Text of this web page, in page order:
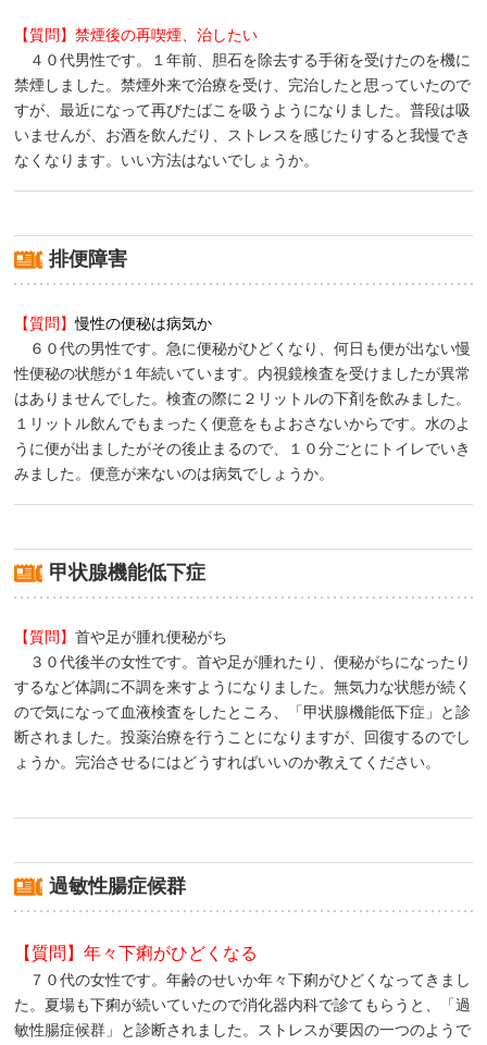
【質問】禁煙後の再喫煙、治したい
４０代男性です。１年前、胆石を除去する手術を受けたのを機に
禁煙しました。禁煙外来で治療を受け、完治したと思っていたので
すが、最近になって再びたばこを吸うようになりました。普段は吸
いませんが、お酒を飲んだり、ストレスを感じたりすると我慢でき
なくなります。いい方法はないでしょうか。
排便障害
【質問】慢性の便秘は病気か
６０代の男性です。急に便秘がひどくなり、何日も便が出ない慢
性便秘の状態が１年続いています。内視鏡検査を受けましたが異常
はありませんでした。検査の際に２リットルの下剤を飲みました。
１リットル飲んでもまったく便意をもよおさないからです。水のよ
うに便が出ましたがその後止まるので、１０分ごとにトイレでいき
みました。便意が来ないのは病気でしょうか。
甲状腺機能低下症
【質問】首や足が腫れ便秘がち
３０代後半の女性です。首や足が腫れたり、便秘がちになったり
するなど体調に不調を来すようになりました。無気力な状態が続く
ので気になって血液検査をしたところ、「甲状腺機能低下症」と診
断されました。投薬治療を行うことになりますが、回復するのでし
ょうか。完治させるにはどうすればいいのか教えてください。
過敏性腸症候群
【質問】年々下痢がひどくなる
７０代の女性です。年齢のせいか年々下痢がひどくなってきまし
た。夏場も下痢が続いていたので消化器内科で診てもらうと、「過
敏性腸症候群」と診断されました。ストレスが要因の一つのようで